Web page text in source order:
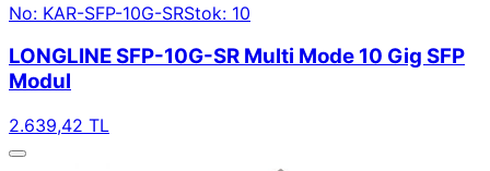
No: KAR-SFP-10G-SRStok: 10
LONGLINE SFP-10G-SR Multi Mode 10 Gig SFP
Modul
2.639,42 TL